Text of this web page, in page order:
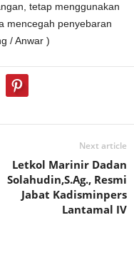
tetap menggunakan
mencegah penyebaran
/ Anwar )
Next article
Letkol Marinir Dadan
Solahudin,S.Ag., Resmi
Jabat Kadisminpers
Lantamal IV